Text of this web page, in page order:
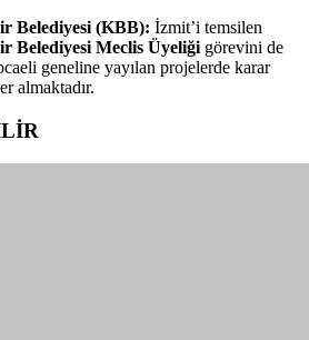
Belediyesi (KBB): İzmit’i temsilen
Belediyesi Meclis Üyeliği görevini de
geneline yayılan projelerde karar
almaktadır.